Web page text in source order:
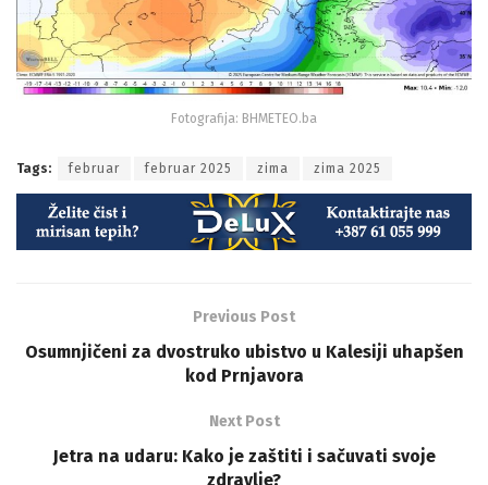
Fotografija: BHMETEO.ba
Tags: februar februar 2025 zima zima 2025
Previous Post
Osumnjičeni za dvostruko ubistvo u Kalesiji uhapšen
kod Prnjavora
Next Post
Jetra na udaru: Kako je zaštiti i sačuvati svoje
zdravlje?